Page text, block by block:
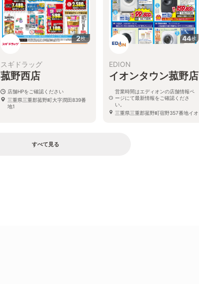
2枚
スギドラッグ
菰野西店
店舗HPをご確認ください
三重県三重郡菰野町大字潤田839番
地1
44枚
EDION
イオンタウン菰野店
営業時間はエディオンの店舗情報ペ
ージにて最新情報をご確認くださ
い。
三重県三重郡菰野町宿野357番地イオ
すべて見る